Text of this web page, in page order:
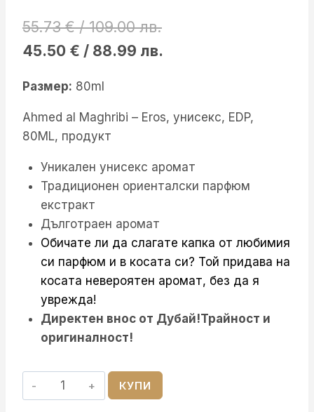
55.73€/ 109.00 лв.Original
price
/
45.50 € / 88.99 лв.
45.50 €
88.99 лв..
Размер: 80ml
Ahmed al Maghribi – Eros, унисекс, EDP,
80ML, продукт
Уникален унисекс аромат
Традиционен ориенталски парфюм
екстракт
Дълготраен аромат
Обичате ли да слагате капка от любимия
си парфюм и в косата си? Той придава на
косата невероятен аромат, без да я
уврежда!
Директен внос от Дубай!Трайност и
оригиналност!
количество
за
КУПИ